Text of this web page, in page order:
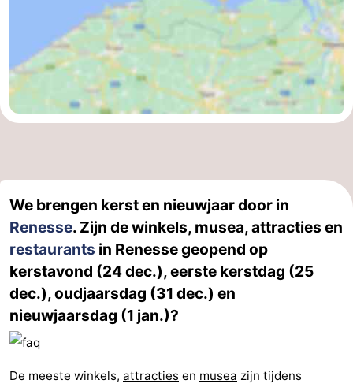
We brengen kerst en nieuwjaar door in
Renesse. Zijn de winkels, musea, attracties en
restaurants in Renesse geopend op
kerstavond (24 dec.), eerste kerstdag (25
dec.), oudjaarsdag (31 dec.) en
nieuwjaarsdag (1 jan.)?
De meeste winkels, attracties en musea zijn tijdens